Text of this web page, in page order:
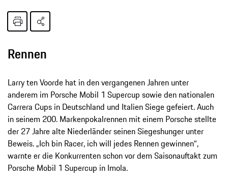
Rennen
Larry ten Voorde hat in den vergangenen Jahren unter
anderem im Porsche Mobil 1 Supercup sowie den nationalen
Carrera Cups in Deutschland und Italien Siege gefeiert. Auch
in seinem 200. Markenpokalrennen mit einem Porsche stellte
der 27 Jahre alte Niederländer seinen Siegeshunger unter
Beweis. „Ich bin Racer, ich will jedes Rennen gewinnen“,
warnte er die Konkurrenten schon vor dem Saisonauftakt zum
Porsche Mobil 1 Supercup in Imola.